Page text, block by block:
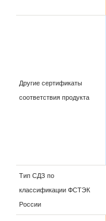
Другие сертификаты
соответствия продукта
Тип СДЗ по
классификации ФСТЭК
России